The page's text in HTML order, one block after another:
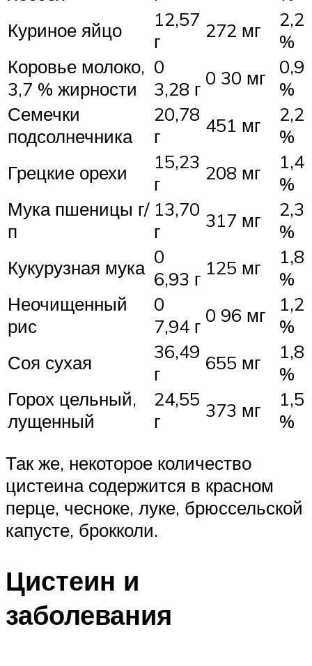
Куриное яйцо
12,57
г
272 мг
2,2
%
Коровье молоко,
3,7 % жирности
0
3,28 г 0 30 мг
0,9
%
Семечки
подсолнечника
20,78
г
451 мг
2,2
%
Грецкие орехи
15,23
г
208 мг
1,4
%
Мука пшеницы г/
п
13,70
г
317 мг
2,3
%
Кукурузная мука 0
6,93 г 125 мг
1,8
%
Неочищенный
рис
0
7,94 г 0 96 мг
1,2
%
Соя сухая
36,49
г
655 мг
1,8
%
Горох цельный,
лущенный
24,55
г
373 мг
1,5
%
Так же, некоторое количество
цистеина содержится в красном
перце, чесноке, луке, брюссельской
капусте, брокколи.
Цистеин и
заболевания